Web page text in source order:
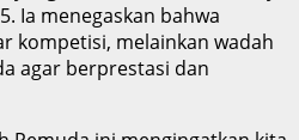
Ia menegaskan bahwa
kompetisi, melainkan wadah
agar berprestasi dan